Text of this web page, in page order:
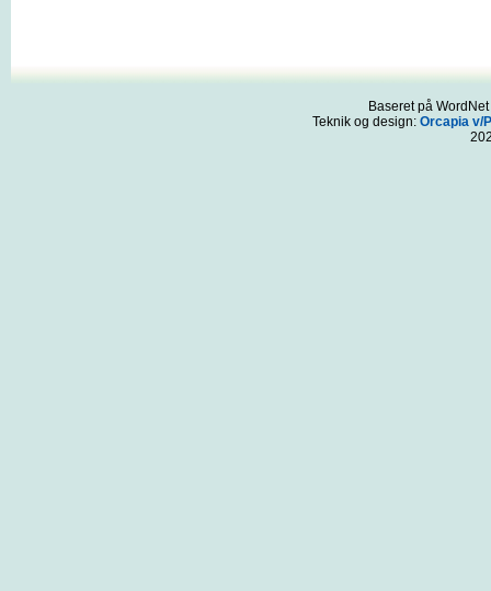
Baseret på
Teknik og design: Orcapia v/